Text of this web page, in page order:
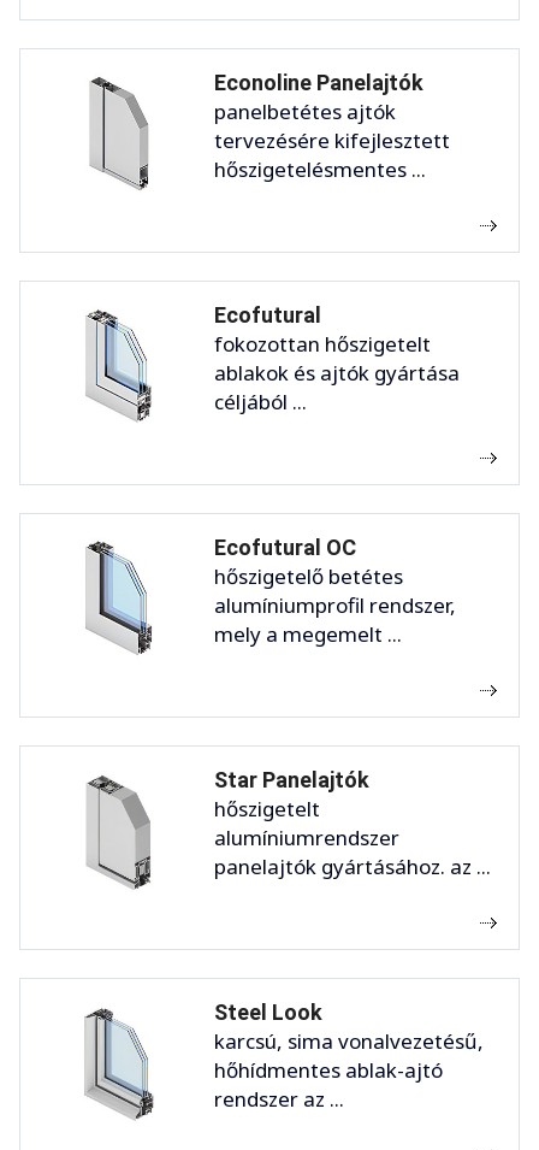
Econoline Panelajtók
panelbetétes ajtók
tervezésére kifejlesztett
hőszigetelésmentes ...
Ecofutural
fokozottan hőszigetelt
ablakok és ajtók gyártása
céljából ...
Ecofutural OC
hőszigetelő betétes
alumíniumprofil rendszer,
mely a megemelt ...
Star Panelajtók
hőszigetelt
alumíniumrendszer
panelajtók gyártásához. az ...
Steel Look
karcsú, sima vonalvezetésű,
hőhídmentes ablak-ajtó
rendszer az ...